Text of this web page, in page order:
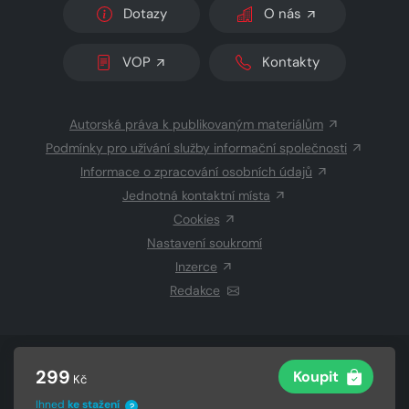
299 Kč Koupit
Ihned ke stažení
Dotazy O nás
VOP Kontakty
Autorská práva k publikovaným materiálům
Podmínky pro užívání služby informační společnosti
Informace o zpracování osobních údajů
Jednotná kontaktní místa
Cookies
Nastavení soukromí
Inzerce
Redakce
CZECH NEWS CENTER a.s.a dodavatelé
Vysázeno